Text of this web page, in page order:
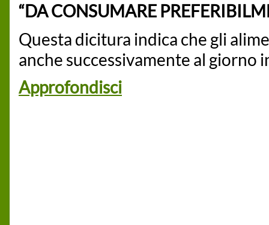
“DA CONSUMARE
Questa dicitura indica che gli
anche successivamente al
Approfondisci